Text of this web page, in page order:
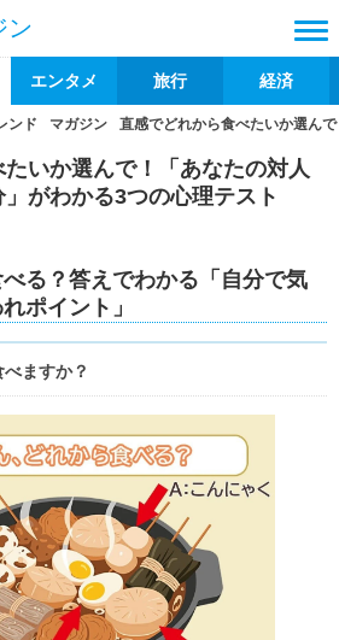
ン
エンタメ 旅行 経済
ンド マガジン 直感でどれから食べたいか選ん
いか選んで！「あなたの対人
がわかる3つの心理テスト
る？答えでわかる「自分で気
ポイント」
ますか？